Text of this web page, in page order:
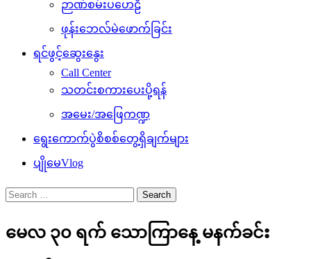
ဉာဏ်စမ်းပဟေဠိ
ဖုန်းဘေလ်မဲဖောက်ခြင်း
ရင်ဖွင့်ဆွေးနွေး
Call Center
သတင်းစကားပေးပို့ရန်
အမေး/အဖြေကဏ္ဍ
ရွေးကောက်ပွဲစိစစ်တွေ့ရှိချက်များ
ပျိုမေVlog
Search
for:
မေလ ၃၀ ရက် သောကြာနေ့ မနက်ခင်း